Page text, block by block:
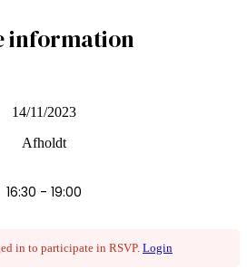
information
14/11/2023
Afholdt
16:30 - 19:00
in to participate in RSVP. Login